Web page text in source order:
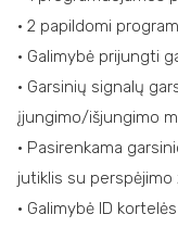
• 2 papildomi
• Galimybė prijungti
• Garsinių signalų
įjungimo/išjungimo
• Pasirenkama
jutiklis su perspėjimo
• Galimybė ID